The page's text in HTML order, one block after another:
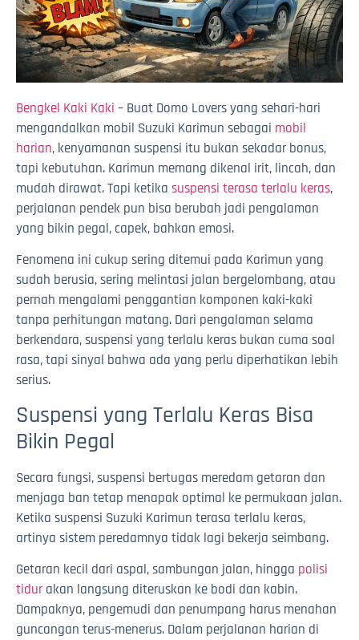
Bengkel Kaki Kaki – Buat Domo Lovers yang sehari-hari
mengandalkan mobil Suzuki Karimun sebagai mobil
harian, kenyamanan suspensi itu bukan sekadar bonus,
tapi kebutuhan. Karimun memang dikenal irit, lincah, dan
mudah dirawat. Tapi ketika suspensi terasa terlalu keras,
perjalanan pendek pun bisa berubah jadi pengalaman
yang bikin pegal, capek, bahkan emosi.
Fenomena ini cukup sering ditemui pada Karimun yang
sudah berusia, sering melintasi jalan bergelombang, atau
pernah mengalami penggantian komponen kaki-kaki
tanpa perhitungan matang. Dari pengalaman selama
berkendara, suspensi yang terlalu keras bukan cuma soal
rasa, tapi sinyal bahwa ada yang perlu diperhatikan lebih
serius.
Suspensi yang Terlalu Keras Bisa
Bikin Pegal
Secara fungsi, suspensi bertugas meredam getaran dan
menjaga ban tetap menapak optimal ke permukaan jalan.
Ketika suspensi Suzuki Karimun terasa terlalu keras,
artinya sistem peredamnya tidak lagi bekerja seimbang.
Getaran kecil dari aspal, sambungan jalan, hingga polisi
tidurakan langsung diteruskan ke bodi dan kabin.
Dampaknya, pengemudi dan penumpang harus menahan
guncangan terus-menerus. Dalam perjalanan harian di